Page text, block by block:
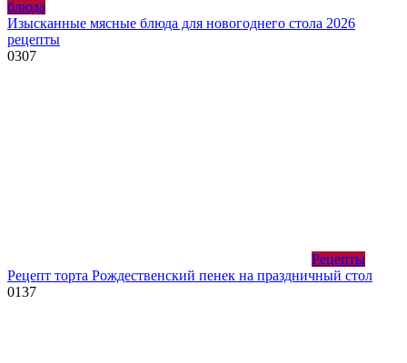
блюда
Изысканные мясные блюда для новогоднего стола 2026
рецепты
0307
Рецепты
Рецепт торта Рождественский пенек на праздничный стол
0137